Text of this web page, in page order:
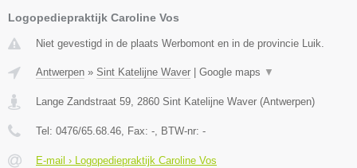
Logopediepraktijk Caroline Vos
Niet gevestigd in de plaats Werbomont en in de provincie Luik.
Antwerpen » Sint Katelijne Waver Google maps ▼
Lange Zandstraat 59, 2860 Sint Katelijne Waver (Antwerpen)
Tel: 0476/65.68.46, Fax: -, BTW-nr: -
E-mail › Logopediepraktijk Caroline Vos